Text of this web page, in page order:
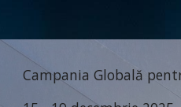
Campania Globală